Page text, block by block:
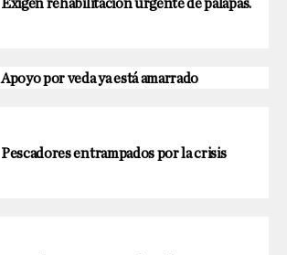
Exigen rehabilitación urgente de palapas.
Apoyo por veda ya está amarrado
Pescadores entrampados por la crisis